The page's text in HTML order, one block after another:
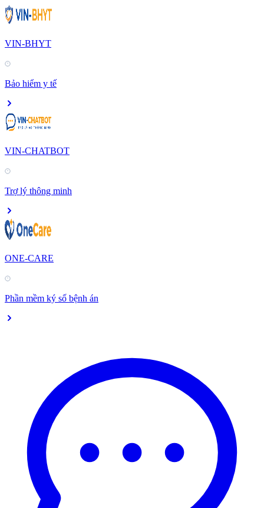
VIN-BHYT
Bảo hiểm y tế
VIN-CHATBOT
Trợ lý thông minh
ONE-CARE
Phần mềm ký số bệnh án